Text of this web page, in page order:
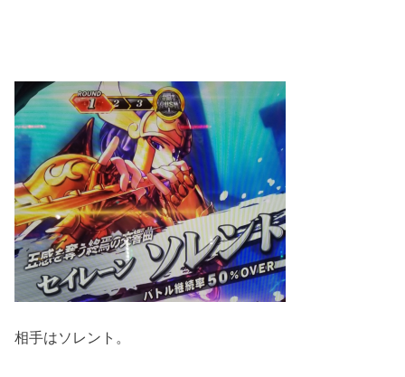
相手はソレント。